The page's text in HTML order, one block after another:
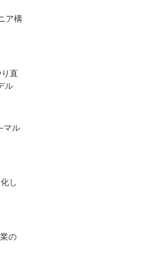
ア構
直
ル
マル
し
の